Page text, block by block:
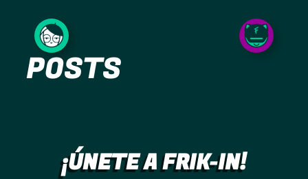
contenido
POSTS
¡ÚNETE A FRIK-IN!